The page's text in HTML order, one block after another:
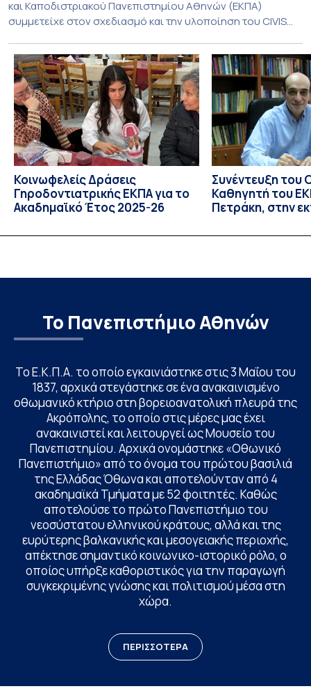
και Καποδιστριακού Πανεπιστημίου Αθηνών (ΕΚΠΑ)
συμμετείχε στον σχεδιασμό και την υλοποίηση του CIVIS
Libraries and Participatory Culture” (IMOTION), το οποίο
πραγματοποιήθηκε με διαδικτυακές και δια ζώσης
εκπαιδευτικές δράσεις από τις 3 Ιουνίου έως τις 10 Ιουλίου
2026. Το πρόγραμμα αποτελεί […]
Κοινωφελείς Δράσεις
Γηροδοντιατρικής ΕΚΠΑ για το
Ακαδημαϊκό Έτος 2025-26
Συνέντευξη του
Καθηγητή του
Πετράκη, στην
Το Πανεπιστήμιο Αθηνών
Το Ε.Κ.Π.Α. το οποίο εγκαινιάστηκε στις 3 Μαΐου του
1837, αρχικά στεγάστηκε σε ένα ανακαινισμένο
οθωμανικό κτήριο στη βορειοανατολική πλευρά της
Ακρόπολης, το οποίο στις μέρες μας έχει
ανακαινιστεί και λειτουργεί ως Μουσείο του
Πανεπιστημίου. Αρχικά ονομάστηκε «Οθωνικό
Πανεπιστήμιο» από το όνομα του πρώτου βασιλιά
της Ελλάδας Όθωνα και αποτελούνταν από 4
ακαδημαϊκά Τμήματα με 52 φοιτητές. Καθώς
αποτελούσε το πρώτο Πανεπιστήμιο του
νεοσύστατου ελληνικού κράτους, αλλά και της
ευρύτερης βαλκανικής και μεσογειακής περιοχής,
απέκτησε σημαντικό κοινωνικο-ιστορικό ρόλο, ο
οποίος υπήρξε καθοριστικός για την παραγωγή
συγκεκριμένης γνώσης και πολιτισμού μέσα στη
χώρα.
ΠΕΡΙΣΣΟΤΕΡΑ